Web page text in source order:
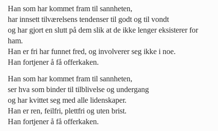
Han som har kommet fram til sannheten,
har innsett tilværelsens tendenser til godt og til vondt
og har gjort en slutt på dem slik at de ikke lenger eksisterer for
ham.
Han er fri har funnet fred, og involverer seg ikke i noe.
Han fortjener å få offerkaken.
Han som har kommet fram til sannheten,
ser hva som binder til tilblivelse og undergang
og har kvittet seg med alle lidenskaper.
Han er ren, feilfri, plettfri og uten brist.
Han fortjener å få offerkaken.